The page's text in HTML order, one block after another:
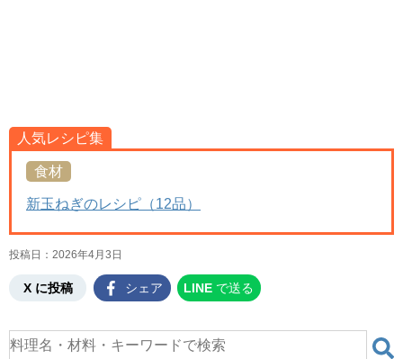
人気レシピ集
食材
新玉ねぎのレシピ（12品）
投稿日： 2026年4月3日
X に投稿 シェア LINE で送る